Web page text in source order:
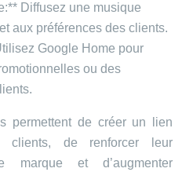
Diffusez une musique
aux préférences des clients.
Google Home pour
ou des
permettent de créer un lien
clients, de renforcer leur
marque et d’augmenter